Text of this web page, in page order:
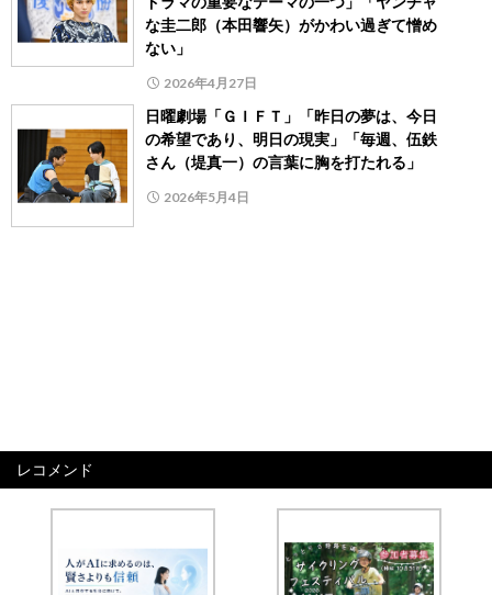
な圭二郎（本田響矢）がかわい過ぎて憎め
ない」
2026年4月27日
日曜劇場「ＧＩＦＴ」「昨日の夢は、今日
の希望であり、明日の現実」「毎週、伍鉄
さん（堤真一）の言葉に胸を打たれる」
2026年5月4日
レコメンド